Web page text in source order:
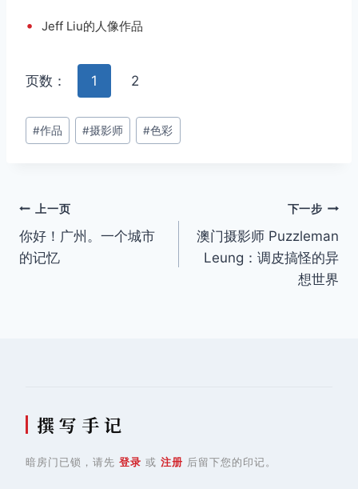
• Jeff Liu的人像作品
页数： 1 2
文
章
#作品 #摄影师 #色彩
文
章
上一页
你好！广州。一个城市
的记忆
下一步
澳门摄影师 Puzzleman
Leung：调皮搞怪的异
想世界
撰 写 手 记
暗房门已锁，请先 登录 或 注册 后留下您的印记。